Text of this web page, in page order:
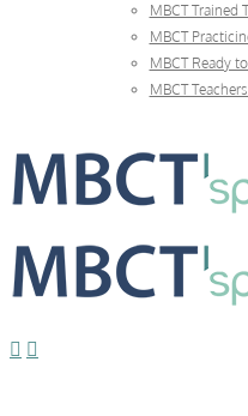
MBCT Trained
MBCT
MBCT Ready
MBCT